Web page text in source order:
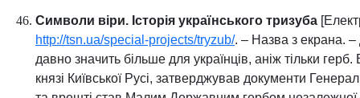
Символи віри. Історія українського тризуба
http://tsn.ua/special-projects/tryzub/. – Назва з екрана. –
давно значить більше для українців, аніж тільки
князі Київської Русі, затверджував документи